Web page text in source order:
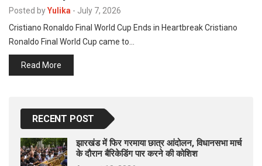
Posted byYulika - July 7, 2026
Cristiano Ronaldo Final World Cup Ends in Heartbreak Cristiano
Ronaldo Final World Cup came to…
Read More
RECENT POST
झारखंड में फिर गरमाया छात्र आंदोलन, विधानसभा मार्च
के दौरान बैरिकेडिंग पार करने की कोशिश